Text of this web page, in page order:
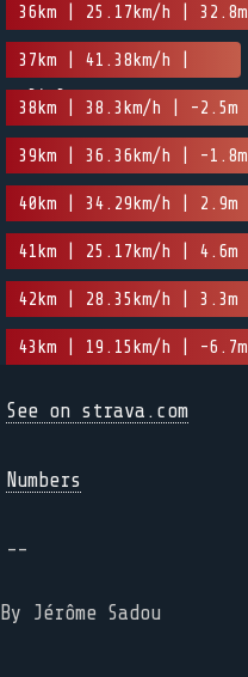
36km | 25.17km/h | 32.8m
37km | 41.38km/h |
-34.3m
38km | 38.3km/h | -2.5m
39km | 36.36km/h | -1.8m
40km | 34.29km/h | 2.9m
41km | 25.17km/h | 4.6m
42km | 28.35km/h | 3.3m
43km | 19.15km/h | -6.7m
See on strava.com
Numbers
--
By Jérôme Sadou